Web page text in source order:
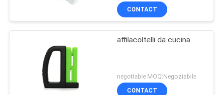
CONTACT
affilacoltelli da cucina
negotiable MOQ:Negoziabile
CONTACT